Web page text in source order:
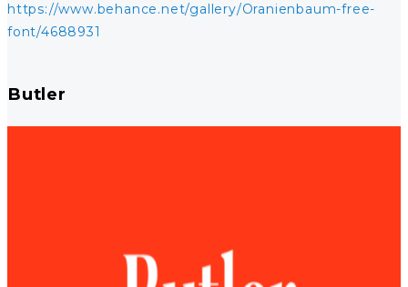
https://www.behance.net/gallery/Oranienbaum-free-
font/4688931
Butler